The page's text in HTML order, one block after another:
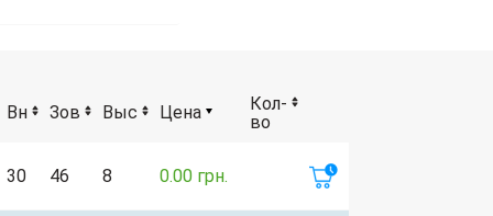
Вн Зов Выс Цена
Кол-
во
30 46 8 0.00 грн.